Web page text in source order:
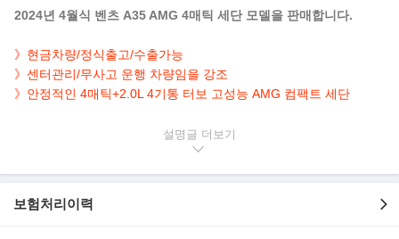
2024년 4월식 벤츠 A35 AMG 4매틱 세단 모델을 판매합니다.
》현금차량/정식출고/수출가능
》센터관리/무사고 운행 차량임을 강조
》안정적인 4매틱+2.0L 4기통 터보 고성능 AMG 컴팩트 세단
- 현금차량
- 3,000km 실주행
설명글
보험처리이력